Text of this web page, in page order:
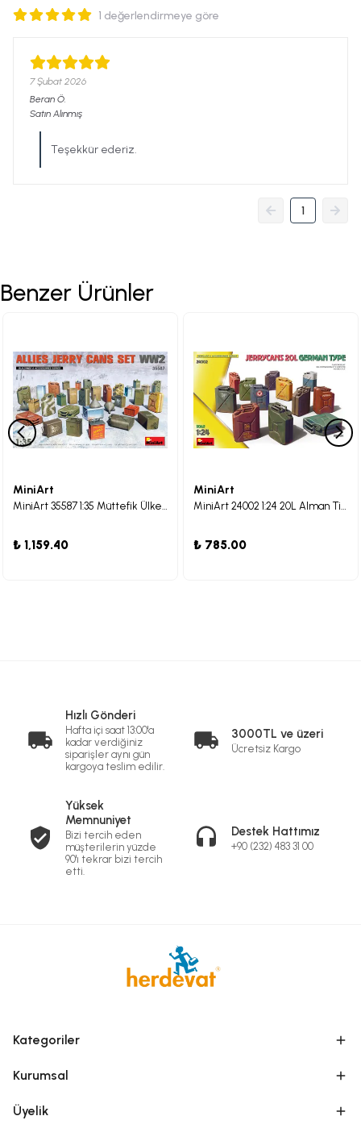
1 değerlendirmeye göre
7 Şubat 2026
Beran Ö.
Satın Alınmış
Teşekkür ederiz.
1
Benzer Ürünler
MiniArt
MiniArt 35587 1:35 Müttefik Ülkeler Benzin Bidon Seti (II. Dünya Savaşı)
₺ 1,159.40
MiniArt
MiniArt 24002 1:24 20L Alman Tipi Bidonlar
₺ 785.00
Hızlı Gönderi
Hafta içi saat 13:00'a
kadar verdiğiniz
siparişler aynı gün
kargoya teslim edilir.
3000TL ve üzeri
Ücretsiz Kargo
Yüksek
Memnuniyet
Bizi tercih eden
müşterilerin yüzde
90'ı tekrar bizi tercih
etti.
Destek Hattımız
+90 (232) 483 31 00
Kategoriler
Kurumsal
Üyelik